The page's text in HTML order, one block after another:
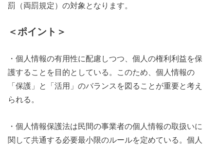
罰（両罰規定）の対象となります。
＜ポイント＞
・個人情報の有用性に配慮しつつ、個人の権利利益を保
護することを目的としている。このため、個人情報の
「保護」と「活用」のバランスを図ることが重要と考え
られる。
・個人情報保護法は民間の事業者の個人情報の取扱いに
関して共通する必要最小限のルールを定めている。個人